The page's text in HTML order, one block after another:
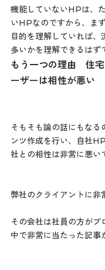
機能していないHPは、
いHPなのですから、ま
目的を理解していれば
多いかを理解できるはず
もう一つの理由 住宅
ーザーは相性が悪い
そもそも論の話にもな
ンツ作成を行い、自社
社との相性は非常に悪い
弊社のクライアントに非
その会社は社員の方がブ
中で非常に当たった記事